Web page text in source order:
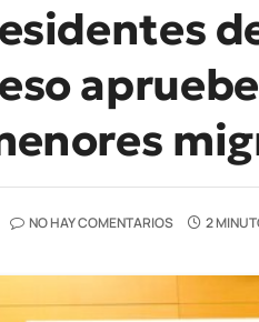
NO HAY COMENTARIOS 2